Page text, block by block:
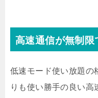
高速通信が無制限
低速モード使い放題の
りも使い勝手の良い高